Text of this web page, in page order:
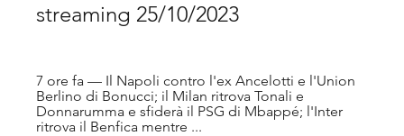
streaming 25/10/2023
7 ore fa — Il Napoli contro l'ex Ancelotti e l'Union
Berlino di Bonucci; il Milan ritrova Tonali e
Donnarumma e sfiderà il PSG di Mbappé; l'Inter
ritrova il Benfica mentre ...